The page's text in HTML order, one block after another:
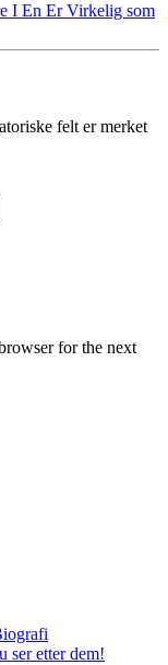
I En Er Virkelig som
felt er merket
for the next
ser etter dem!